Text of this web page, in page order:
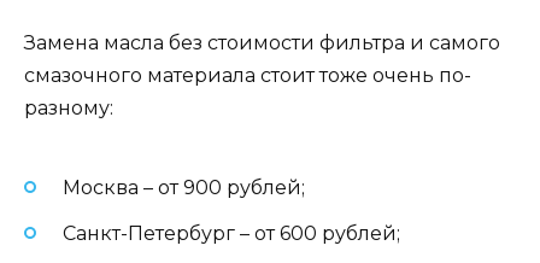
Замена масла без стоимости фильтра и самого
смазочного материала стоит тоже очень по-
разному:
Москва – от 900 рублей;
Санкт-Петербург – от 600 рублей;